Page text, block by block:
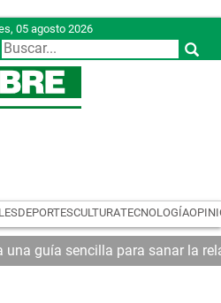
05 agosto 2026
DEPORTESCULTURATECNOLOGÍA
una guía sencilla para sanar la